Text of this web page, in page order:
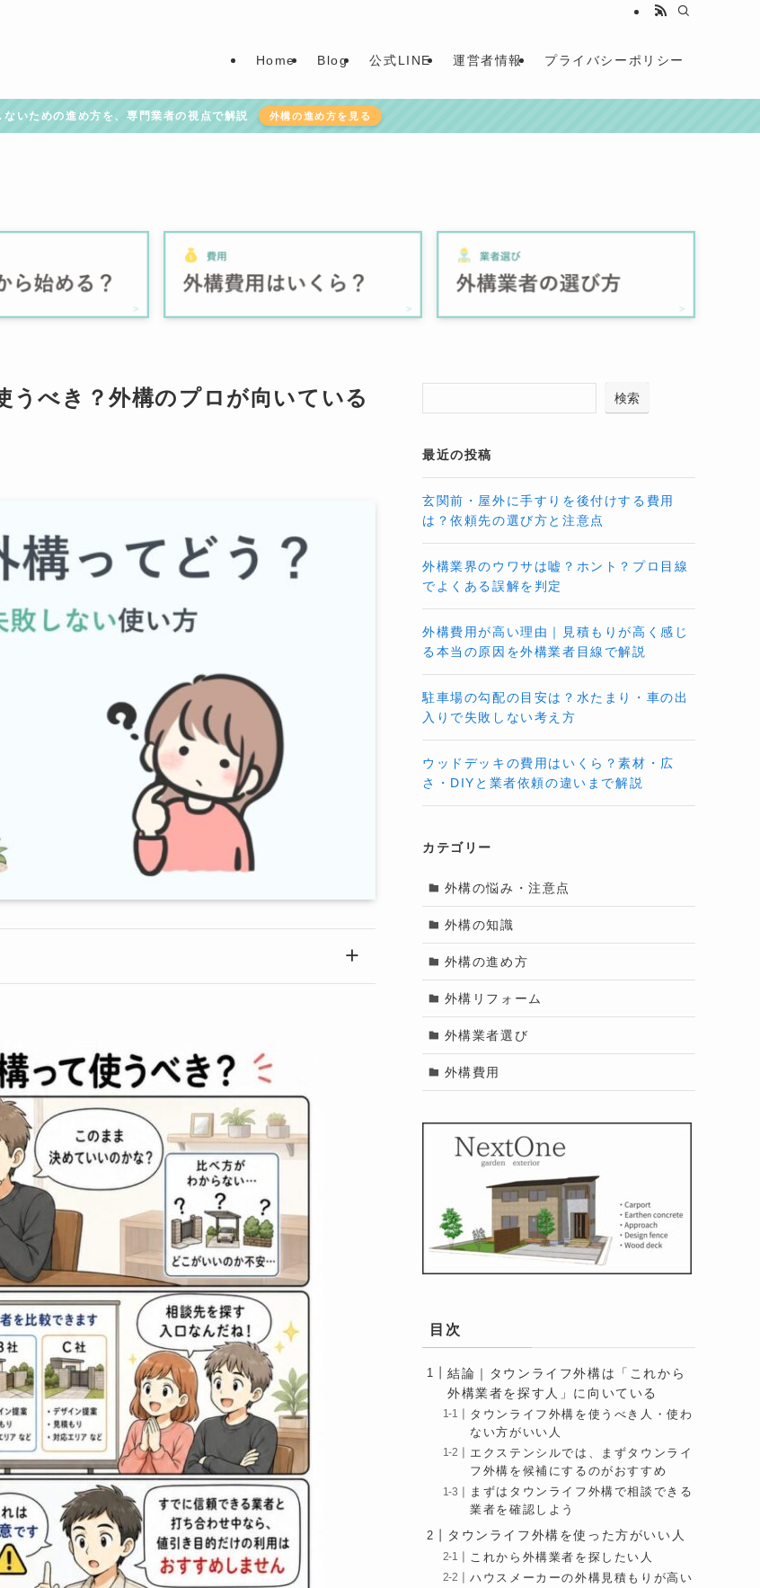
Home Blog 公式LINE 運営者情報 プライバシーポリシー
ないための進め方を、専門業者の視点で解説 外構の進め方を見る
べき？外構のプロが向いている
検索
最近の投稿
玄関前・屋外に手すりを後付けする費用
は？依頼先の選び方と注意点
外構業界のウワサは嘘？ホント？プロ目線
でよくある誤解を判定
外構費用が高い理由｜見積もりが高く感じ
る本当の原因を外構業者目線で解説
駐車場の勾配の目安は？水たまり・車の出
入りで失敗しない考え方
ウッドデッキの費用はいくら？素材・広
さ・DIYと業者依頼の違いまで解説
カテゴリー
外構の悩み・注意点
外構の知識
外構の進め方
外構リフォーム
外構業者選び
外構費用
目次
結論｜タウンライフ外構は「これから
外構業者を探す人」に向いている
タウンライフ外構を使うべき人・使わ
ない方がいい人
エクステンシルでは、まずタウンライ
フ外構を候補にするのがおすすめ
まずはタウンライフ外構で相談できる
業者を確認しよう
タウンライフ外構を使った方がいい人
これから外構業者を探したい人
ハウスメーカーの外構見積もりが高い